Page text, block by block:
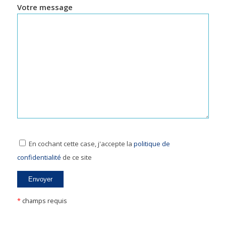
Votre message
En cochant cette case, j'accepte la politique de
confidentialité de ce site
*champs requis